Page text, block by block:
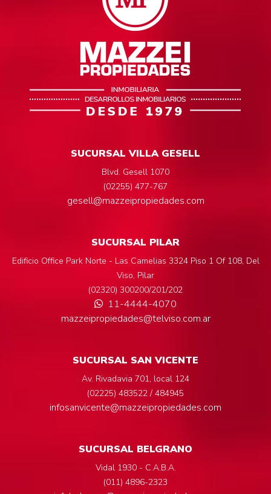
SUCURSAL VILLA GESELL
Blvd. Gesell 1070
(02255) 477-767
gesell@mazzeipropiedades.com
SUCURSAL PILAR
Edificio Office Park Norte - Las Camelias 3324 Piso 1 Of 108, Del
Viso, Pilar
(02320) 300200/201/202
11-4444-4070
mazzeipropiedades@telviso.com.ar
SUCURSAL SAN VICENTE
Av. Rivadavia 701, local 124
(02225) 483522 / 484945
infosanvicente@mazzeipropiedades.com
SUCURSAL BELGRANO
Vidal 1930 - C.A.B.A.
(011) 4896-2323